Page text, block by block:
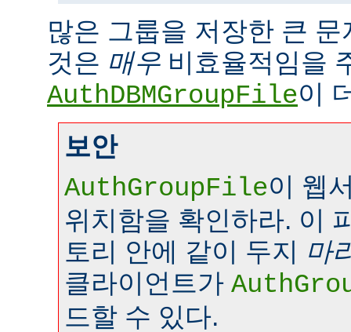
많은 그룹을 저장한 큰
것은 매우 비효율적임을
AuthDBMGroupFile이
보안
AuthGroupFile이 웹
위치함을 확인하라. 이
토리 안에 같이 두지 마
클라이언트가
드할 수 있다.